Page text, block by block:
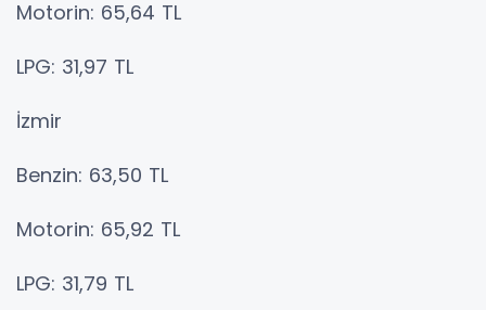
Motorin: 65,64 TL
LPG: 31,97 TL
İzmir
Benzin: 63,50 TL
Motorin: 65,92 TL
LPG: 31,79 TL